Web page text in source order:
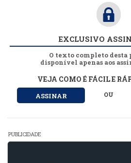
EXCLUSIVO
O texto completo desta
disponível apenas aos
VEJA COMO É FÁCIL E
ASSINAR OU
PUBLICIDADE